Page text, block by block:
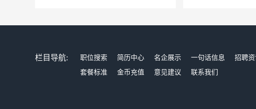
栏目导航: 职位搜索 简历中心 名企展示 一句话信息 招聘
套餐标准
金币充值 意见建议 联系我们